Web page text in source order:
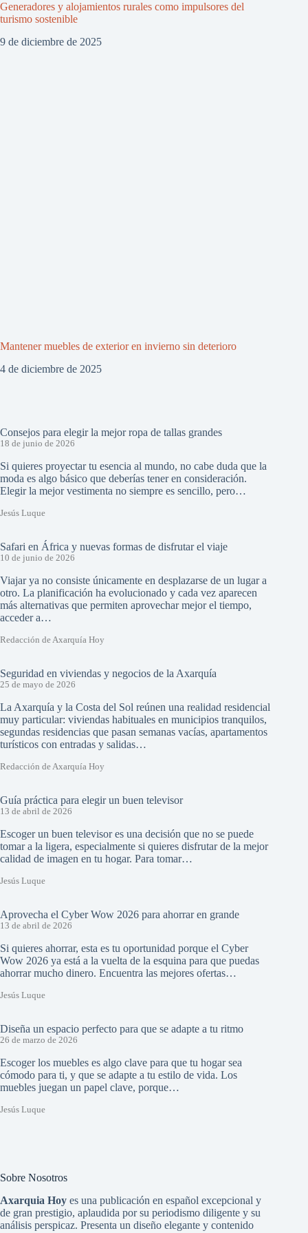
Generadores y alojamientos rurales como impulsores del
turismo sostenible
9 de diciembre de 2025
Mantener muebles de exterior en invierno sin deterioro
4 de diciembre de 2025
Consejos para elegir la mejor ropa de tallas grandes
18 de junio de 2026
Si quieres proyectar tu esencia al mundo, no cabe duda que la
moda es algo básico que deberías tener en consideración.
Elegir la mejor vestimenta no siempre es sencillo, pero…
Jesús Luque
Safari en África y nuevas formas de disfrutar el viaje
10 de junio de 2026
Viajar ya no consiste únicamente en desplazarse de un lugar a
otro. La planificación ha evolucionado y cada vez aparecen
más alternativas que permiten aprovechar mejor el tiempo,
acceder a…
Redacción de Axarquía Hoy
Seguridad en viviendas y negocios de la Axarquía
25 de mayo de 2026
La Axarquía y la Costa del Sol reúnen una realidad residencial
muy particular: viviendas habituales en municipios tranquilos,
segundas residencias que pasan semanas vacías, apartamentos
turísticos con entradas y salidas…
Redacción de Axarquía Hoy
Guía práctica para elegir un buen televisor
13 de abril de 2026
Escoger un buen televisor es una decisión que no se puede
tomar a la ligera, especialmente si quieres disfrutar de la mejor
calidad de imagen en tu hogar. Para tomar…
Jesús Luque
Aprovecha el Cyber Wow 2026 para ahorrar en grande
13 de abril de 2026
Si quieres ahorrar, esta es tu oportunidad porque el Cyber
Wow 2026 ya está a la vuelta de la esquina para que puedas
ahorrar mucho dinero. Encuentra las mejores ofertas…
Jesús Luque
Diseña un espacio perfecto para que se adapte a tu ritmo
26 de marzo de 2026
Escoger los muebles es algo clave para que tu hogar sea
cómodo para ti, y que se adapte a tu estilo de vida. Los
muebles juegan un papel clave, porque…
Jesús Luque
Sobre Nosotros
Axarquia Hoy es una publicación en español excepcional y
de gran prestigio, aplaudida por su periodismo diligente y su
análisis perspicaz. Presenta un diseño elegante y contenido